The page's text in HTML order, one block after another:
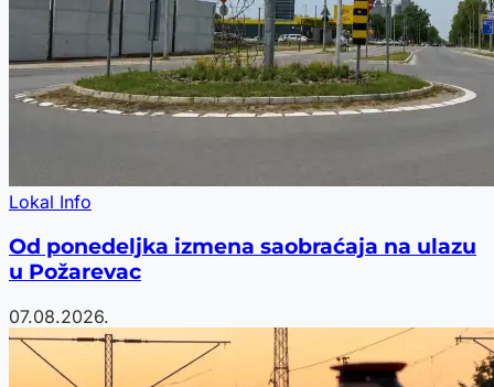
Lokal Info
Od ponedeljka izmena saobraćaja na ulazu
u Požarevac
07.08.2026.